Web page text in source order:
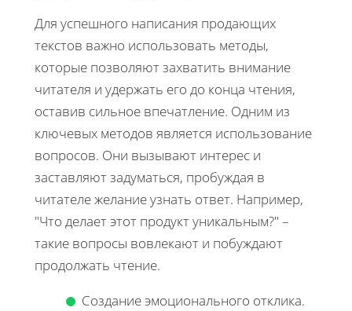
Для успешного написания продающих
текстов важно использовать методы,
которые позволяют захватить внимание
читателя и удержать его до конца чтения,
оставив сильное впечатление. Одним из
ключевых методов является использование
вопросов. Они вызывают интерес и
заставляют задуматься, пробуждая в
читателе желание узнать ответ. Например,
"Что делает этот продукт уникальным?" –
такие вопросы вовлекают и побуждают
продолжать чтение.
Создание эмоционального отклика.